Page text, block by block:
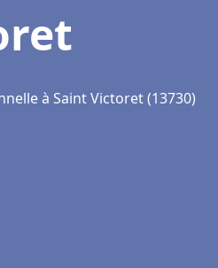
à Saint Victoret (13730)